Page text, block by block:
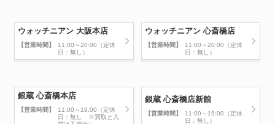
ウォッチニアン 大阪本店
【営業時間】
11:00～20:00（定休
日：無し）
ウォッチニアン 心斎橋店
【営業時間】
11:00～20:00（定休
日：無し）
銀蔵 心斎橋本店
【営業時間】
11:00～19:00（定休
日：無し ※買取と入
銀蔵 心斎橋店新館
【営業時間】
11:00～19:00（定休
日：無し）